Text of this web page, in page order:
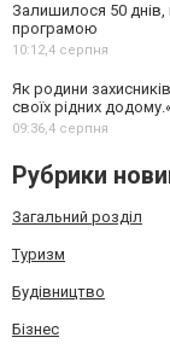
Залишилося 50
програмою
10:12,4 серпня
Як родини
своїх рідних
09:36,4 серпня
Рубрики
Загальний розділ
Туризм
Будівництво
Бізнес